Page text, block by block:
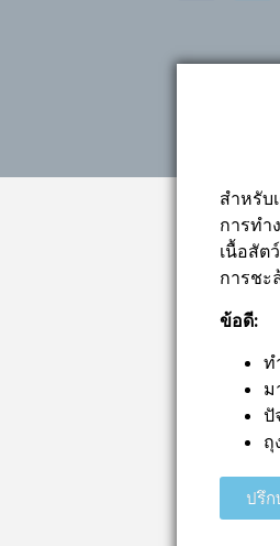
สำหรับ
การทำ
เนื้อสัต
การชะ
ข้อดี:
ท
ม
ปั
ถุ
ปรึ